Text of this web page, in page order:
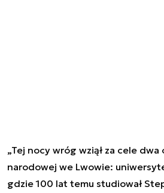
„Tej nocy wróg wziął za cele
narodowej we Lwowie:
gdzie 100 lat temu studiował